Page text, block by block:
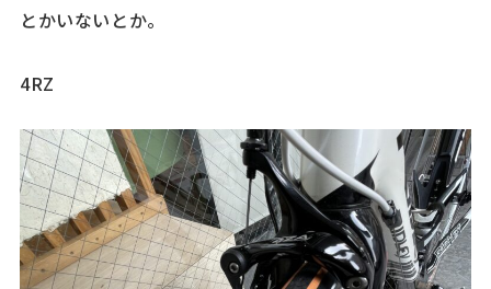
とかいないとか。
4RZ